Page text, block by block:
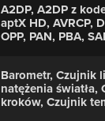
A2DP, A2DP z
aptX HD, AVRCP,
OPP, PAN, PBA,
Barometr, Czujnik
natężenia
kroków, Czujnik